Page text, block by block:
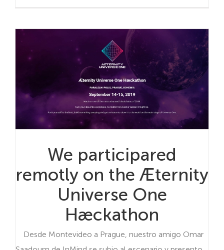
We participared
remotly on the Æternity
Universe One
Hæckathon
Desde Montevideo a Prague, nuestro amigo Omar